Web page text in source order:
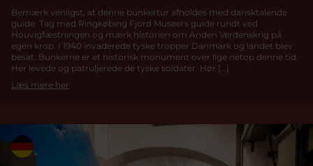
Bemærk venligst, at denne bunkertur afholdes med dansktalende
guide. Tag med Ringkøbing Fjord Museers guide rundt ved
Houvigfæstningen og mærk historien om Anden Verdenskrig på
egen krop. I 1940 invaderede tyske tropper Danmark og landet blev
besat. Bunkerne er et historisk monument over lige netop denne tid.
Her levede og patruljerede de tyske soldater. Hør […]
Læs mere her